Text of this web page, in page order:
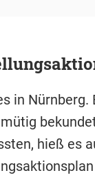
in
hieß es